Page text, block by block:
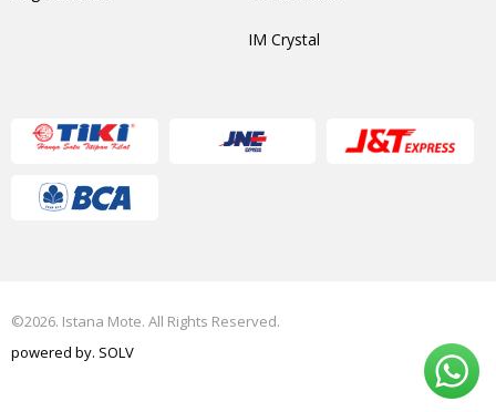
IM Crystal
©2026. Istana Mote. All Rights Reserved.
powered by. SOLV